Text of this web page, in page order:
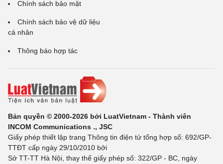
Chính sách bảo mật
Chính sách bảo vệ dữ liệu
cá nhân
Thông báo hợp tác
Bản quyền © 2000-2026 bởi LuatVietnam - Thành viên
INCOM Communications ., JSC
Giấy phép thiết lập trang Thông tin điện tử tổng hợp số: 692/GP-
TTĐT cấp ngày 29/10/2010 bởi
Sở TT-TT Hà Nội, thay thế giấy phép số: 322/GP - BC, ngày